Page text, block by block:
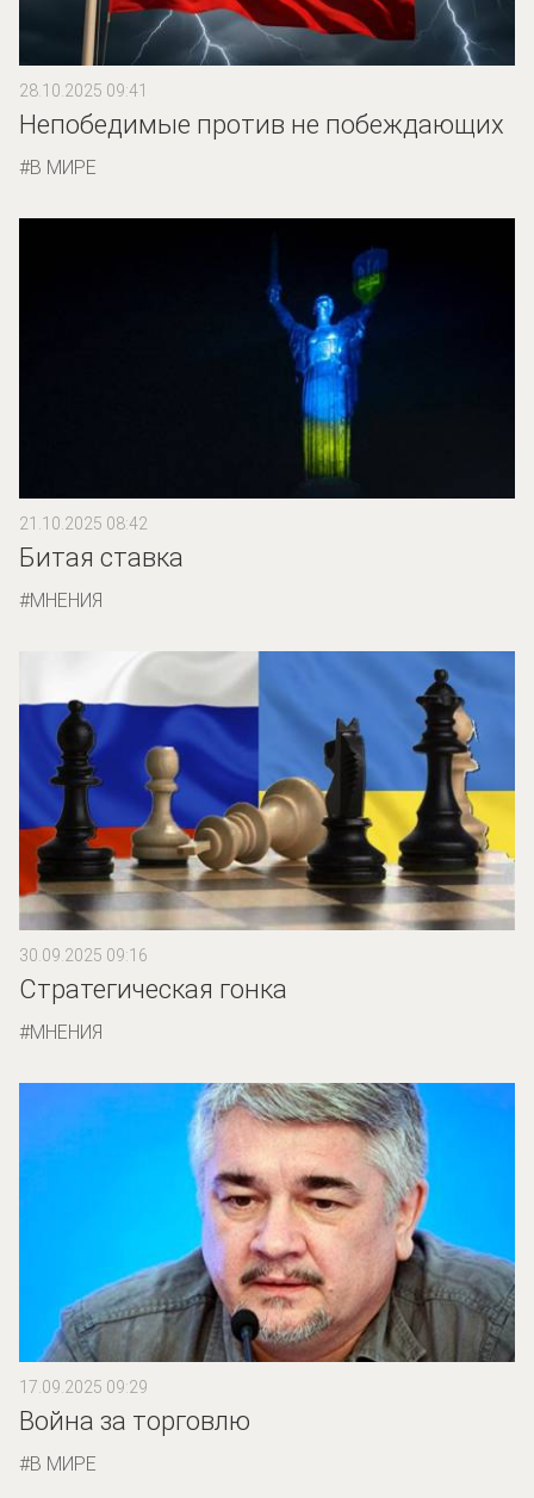
28.10.2025 09:41
Непобедимые против не побеждающих
В МИРЕ
21.10.2025 08:42
Битая ставка
МНЕНИЯ
30.09.2025 09:16
Стратегическая гонка
МНЕНИЯ
17.09.2025 09:29
Война за торговлю
В МИРЕ